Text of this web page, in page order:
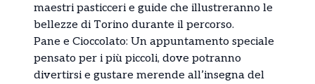
maestri pasticceri e guide che illustreranno le
bellezze di Torino durante il percorso.
Pane e Cioccolato: Un appuntamento speciale
pensato per i più piccoli, dove potranno
divertirsi e gustare merende all’insegna del